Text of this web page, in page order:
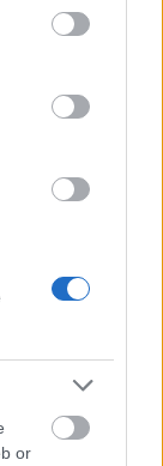
may click to
tags to
below Google
or
olyan
forint